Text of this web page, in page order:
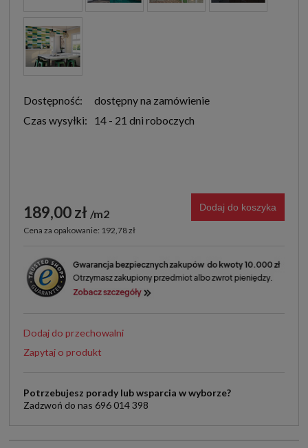
Dostępność:
dostępny na zamówienie
Czas wysyłki:
14 - 21 dni roboczych
189,00 zł m2
Cena za opakowanie: 192,78 zł
Dodaj do koszyka
Dodaj do przechowalni
Zapytaj o produkt
Potrzebujesz porady lub wsparcia w wyborze?
Zadzwoń do nas 696 014 398